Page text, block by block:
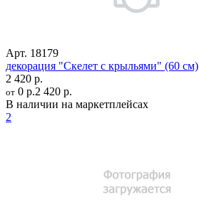
Арт. 18179
декорация "Скелет с крыльями" (60 см)
2 420 р.
от 0 р.2 420 р.
В наличии на маркетплейсах
2